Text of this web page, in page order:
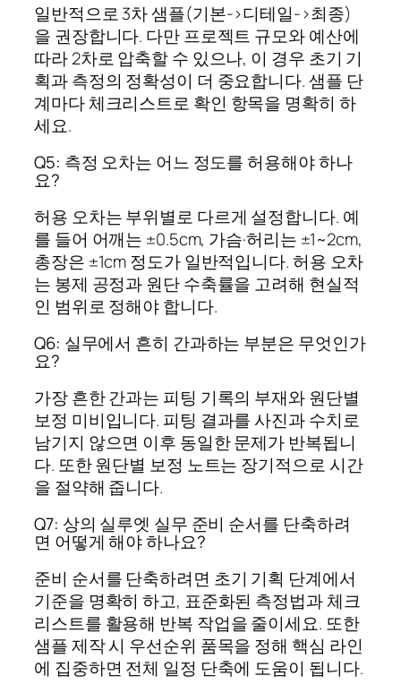
일반적으로 3차 샘플(기본->디테일->최종)
을 권장합니다. 다만 프로젝트 규모와 예산에
따라 2차로 압축할 수 있으나, 이 경우 초기 기
획과 측정의 정확성이 더 중요합니다. 샘플 단
계마다 체크리스트로 확인 항목을 명확히 하
세요.
Q5: 측정 오차는 어느 정도를 허용해야 하나
요?
허용 오차는 부위별로 다르게 설정합니다. 예
를 들어 어깨는 ±0.5cm, 가슴·허리는 ±1~2cm,
총장은 ±1cm 정도가 일반적입니다. 허용 오차
는 봉제 공정과 원단 수축률을 고려해 현실적
인 범위로 정해야 합니다.
Q6: 실무에서 흔히 간과하는 부분은 무엇인가
요?
가장 흔한 간과는 피팅 기록의 부재와 원단별
보정 미비입니다. 피팅 결과를 사진과 수치로
남기지 않으면 이후 동일한 문제가 반복됩니
다. 또한 원단별 보정 노트는 장기적으로 시간
을 절약해 줍니다.
Q7: 상의 실루엣 실무 준비 순서를 단축하려
면 어떻게 해야 하나요?
준비 순서를 단축하려면 초기 기획 단계에서
기준을 명확히 하고, 표준화된 측정법과 체크
리스트를 활용해 반복 작업을 줄이세요. 또한
샘플 제작 시 우선순위 품목을 정해 핵심 라인
에 집중하면 전체 일정 단축에 도움이 됩니다.